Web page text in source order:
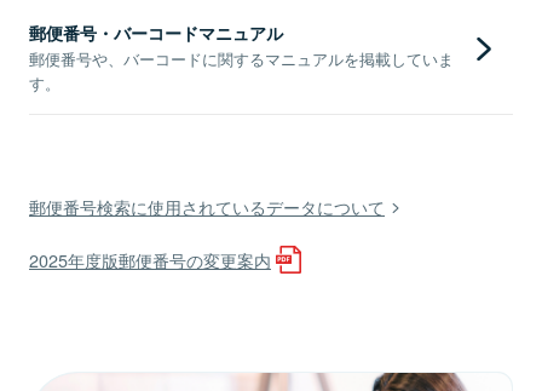
郵便番号・バーコードマニュアル
郵便番号や、バーコードに関するマニュアルを掲載していま
す。
郵便番号検索に使用されているデータについて
2025年度版郵便番号の変更案内